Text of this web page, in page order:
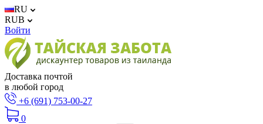
RU
RUB
Войти
Доставка почтой
в любой город
+6 (691) 753-00-27
0